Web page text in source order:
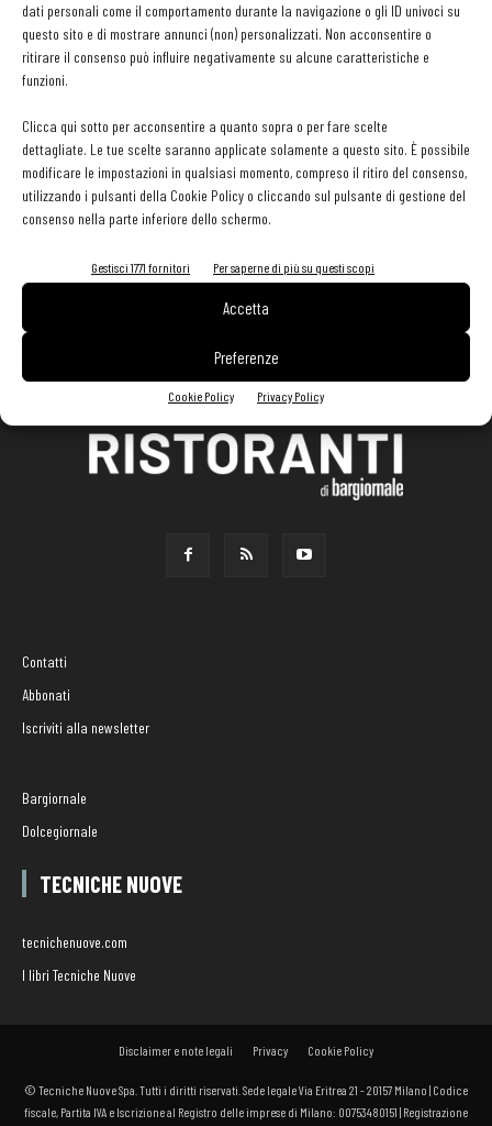
dati personali come il comportamento durante la navigazione o gli ID univoci su
questo sito e di mostrare annunci (non) personalizzati. Non acconsentire o
ritirare il consenso può influire negativamente su alcune caratteristiche e
funzioni.
Clicca qui sotto per acconsentire a quanto sopra o per fare scelte
dettagliate. Le tue scelte saranno applicate solamente a questo sito. È possibile
modificare le impostazioni in qualsiasi momento, compreso il ritiro del consenso,
utilizzando i pulsanti della Cookie Policy o cliccando sul pulsante di gestione del
consenso nella parte inferiore dello schermo.
Gestisci 1771 fornitori Per saperne di più su questi scopi
Accetta
Preferenze
Cookie Policy Privacy Policy
EDICOLA WEB
Contatti
Abbonati
Iscriviti alla newsletter
Bargiornale
Dolcegiornale
TECNICHE NUOVE
tecnichenuove.com
I libri Tecniche Nuove
Disclaimer e note legali Privacy Cookie Policy
© Tecniche Nuove Spa. Tutti i diritti riservati. Sede legale Via Eritrea 21 - 20157 Milano | Codice
fiscale, Partita IVA e Iscrizione al Registro delle imprese di Milano: 00753480151 | Registrazione